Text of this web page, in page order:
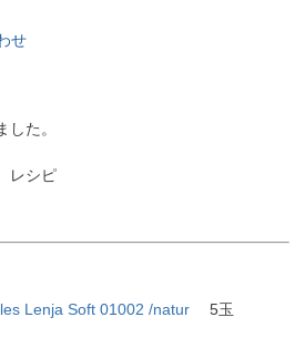
せ
た。
レシピ
Lenja Soft 01002 /natur
5玉